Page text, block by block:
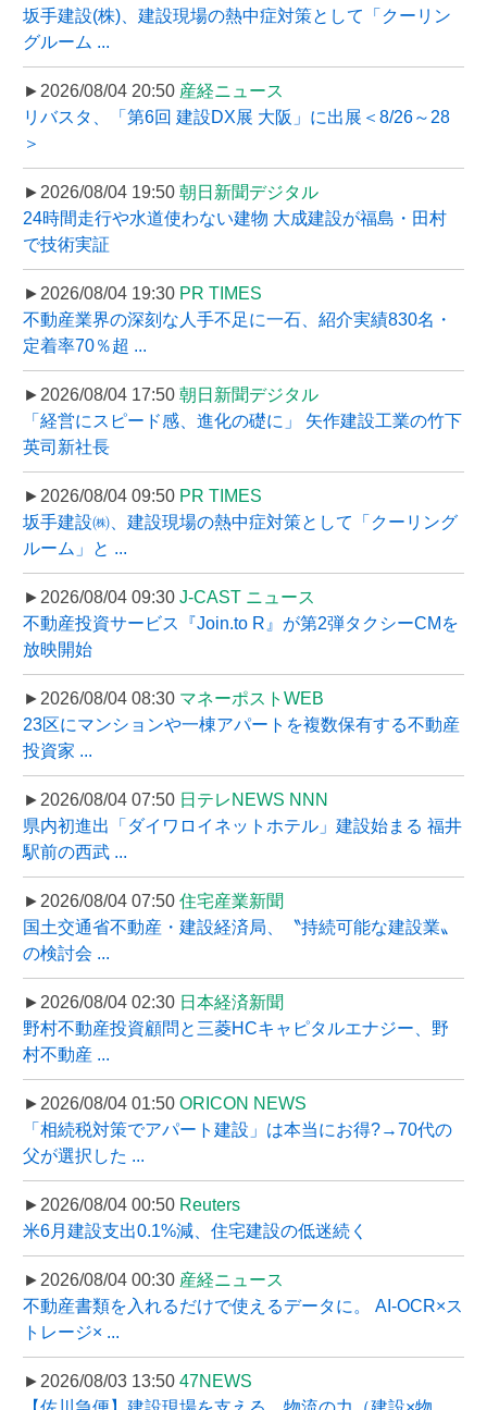
坂手建設(株)、建設現場の熱中症対策として「クーリン
グルーム ...
►2026/08/04 20:50 産経ニュース
リバスタ、「第6回 建設DX展 大阪」に出展＜8/26～28
＞
►2026/08/04 19:50 朝日新聞デジタル
24時間走行や水道使わない建物 大成建設が福島・田村
で技術実証
►2026/08/04 19:30 PR TIMES
不動産業界の深刻な人手不足に一石、紹介実績830名・
定着率70％超 ...
►2026/08/04 17:50 朝日新聞デジタル
「経営にスピード感、進化の礎に」 矢作建設工業の竹下
英司新社長
►2026/08/04 09:50 PR TIMES
坂手建設㈱、建設現場の熱中症対策として「クーリング
ルーム」と ...
►2026/08/04 09:30 J-CAST ニュース
不動産投資サービス『Join.to R』が第2弾タクシーCMを
放映開始
►2026/08/04 08:30 マネーポストWEB
23区にマンションや一棟アパートを複数保有する不動産
投資家 ...
►2026/08/04 07:50 日テレNEWS NNN
県内初進出「ダイワロイネットホテル」建設始まる 福井
駅前の西武 ...
►2026/08/04 07:50 住宅産業新聞
国土交通省不動産・建設経済局、〝持続可能な建設業〟
の検討会 ...
►2026/08/04 02:30 日本経済新聞
野村不動産投資顧問と三菱HCキャピタルエナジー、野
村不動産 ...
►2026/08/04 01:50 ORICON NEWS
「相続税対策でアパート建設」は本当にお得?→70代の
父が選択した ...
►2026/08/04 00:50 Reuters
米6月建設支出0.1%減、住宅建設の低迷続く
►2026/08/04 00:30 産経ニュース
不動産書類を入れるだけで使えるデータに。 AI-OCR×ス
トレージ× ...
►2026/08/03 13:50 47NEWS